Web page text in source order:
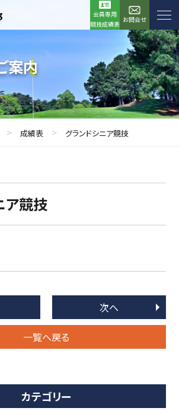
会員専用
競技成績表
お問合せ
案内
> 成績表 > グランドシニア競技
ア競技
一覧へ戻る
次へ
カテゴリー